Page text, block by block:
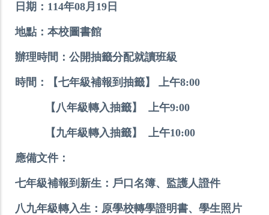
日期：114年08月19日
地點：本校圖書館
辦理時間：公開抽籤分配就讀班級
時間：【七年級補報到抽籤】 上午8:00
【八年級轉入抽籤】 上午9:00
【九年級轉入抽籤】 上午10:00
應備文件：
七年級補報到新生：戶口名簿、監護人證件
八九年級轉入生：原學校轉學證明書、學生照片